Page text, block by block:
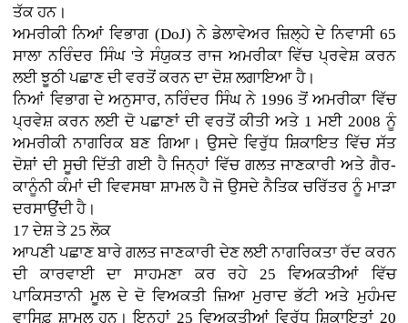
ਤੱਕ ਹਨ।
ਅਮਰੀਕੀ ਨਿਆਂ ਵਿਭਾਗ (DoJ) ਨੇ ਡੇਲਾਵੇਅਰ ਜ਼ਿਲ੍ਹੇ ਦੇ ਨਿਵਾਸੀ 65
ਸਾਲਾ ਨਰਿੰਦਰ ਸਿੰਘ 'ਤੇ ਸੰਯੁਕਤ ਰਾਜ ਅਮਰੀਕਾ ਵਿੱਚ ਪ੍ਰਵੇਸ਼ ਕਰਨ
ਲਈ ਝੂਠੀ ਪਛਾਣ ਦੀ ਵਰਤੋਂ ਕਰਨ ਦਾ ਦੋਸ਼ ਲਗਾਇਆ ਹੈ।
ਨਿਆਂ ਵਿਭਾਗ ਦੇ ਅਨੁਸਾਰ, ਨਰਿੰਦਰ ਸਿੰਘ ਨੇ 1996 ਤੋਂ ਅਮਰੀਕਾ ਵਿੱਚ
ਪ੍ਰਵੇਸ਼ ਕਰਨ ਲਈ ਦੋ ਪਛਾਣਾਂ ਦੀ ਵਰਤੋਂ ਕੀਤੀ ਅਤੇ 1 ਮਈ 2008 ਨੂੰ
ਅਮਰੀਕੀ ਨਾਗਰਿਕ ਬਣ ਗਿਆ। ਉਸਦੇ ਵਿਰੁੱਧ ਸ਼ਿਕਾਇਤ ਵਿੱਚ ਸੱਤ
ਦੋਸ਼ਾਂ ਦੀ ਸੂਚੀ ਦਿੱਤੀ ਗਈ ਹੈ ਜਿਨ੍ਹਾਂ ਵਿੱਚ ਗਲਤ ਜਾਣਕਾਰੀ ਅਤੇ ਗੈਰ-
ਕਾਨੂੰਨੀ ਕੰਮਾਂ ਦੀ ਵਿਵਸਥਾ ਸ਼ਾਮਲ ਹੈ ਜੋ ਉਸਦੇ ਨੈਤਿਕ ਚਰਿੱਤਰ ਨੂੰ ਮਾੜਾ
ਦਰਸਾਉਂਦੀ ਹੈ।
17 ਦੇਸ਼ ਤੇ 25 ਲੋਕ
ਆਪਣੀ ਪਛਾਣ ਬਾਰੇ ਗਲਤ ਜਾਣਕਾਰੀ ਦੇਣ ਲਈ ਨਾਗਰਿਕਤਾ ਰੱਦ ਕਰਨ
ਦੀ ਕਾਰਵਾਈ ਦਾ ਸਾਹਮਣਾ ਕਰ ਰਹੇ 25 ਵਿਅਕਤੀਆਂ ਵਿੱਚ
ਪਾਕਿਸਤਾਨੀ ਮੂਲ ਦੇ ਦੋ ਵਿਅਕਤੀ ਜ਼ਿਆ ਮੁਰਾਦ ਭੱਟੀ ਅਤੇ ਮੁਹੰਮਦ
ਵਾਸਿਫ਼ ਸ਼ਾਮਲ ਹਨ। ਇਨ੍ਹਾਂ 25 ਵਿਅਕਤੀਆਂ ਵਿਰੁੱਧ ਸ਼ਿਕਾਇਤਾਂ 20